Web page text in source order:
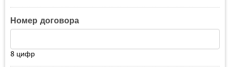
Номер договора
8 цифр